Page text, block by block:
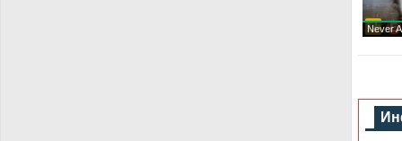
Never